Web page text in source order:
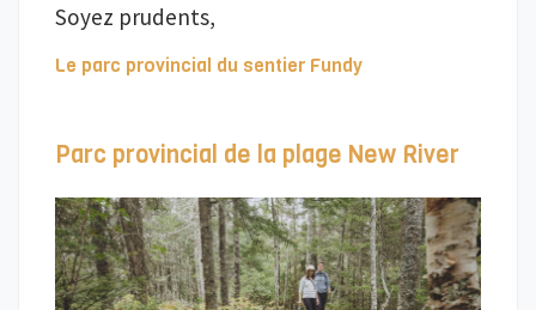
Soyez prudents,
Le parc provincial du sentier Fundy
Parc provincial de la plage New River